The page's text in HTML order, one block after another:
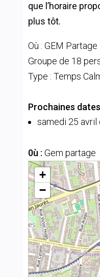
que l’horaire
plus tôt.
Où : GEM
Groupe de 18
Type : Temps
Prochaines
samedi 25 avril
0ù : Gem partage
+
−